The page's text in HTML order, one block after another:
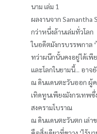
นาม เล่ม 1
ผลงานจาก Samantha
กว่าหนึ่งล้านเล่มทั่วโลก
ในอดีตมังกรบรรพกาล
ทว่าผนึกนั้นคงอยู่ได้เพี
และโลกในยามนี้... อา
ณ ดินแดนตะวันออก ผู้
เทิดทูนเพียงมังกรเทพซึ่
สงครามโบราณ
ณ ดินแดนตะวันตก เล่า